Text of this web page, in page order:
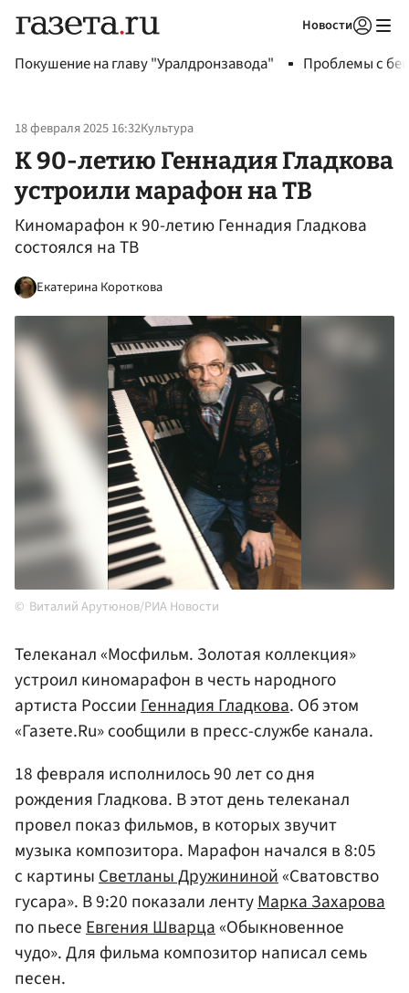
Новости
Покушение на главу "Уралдронзавода" Проблемы с
18 февраля 2025 16:32Культура
К 90-летию Геннадия Гладкова
устроили марафон на ТВ
Киномарафон к 90-летию Геннадия Гладкова
состоялся на ТВ
Екатерина Короткова
Виталий Арутюнов/РИА Новости
Телеканал «Мосфильм. Золотая коллекция»
устроил киномарафон в честь народного
артиста РоссииГеннадия Гладкова. Об этом
«Газете.Ru» сообщили в пресс-службе канала.
18 февраля исполнилось 90 лет со дня
рождения Гладкова. В этот день телеканал
провел показ фильмов, в которых звучит
музыка композитора. Марафон начался в 8:05
с картиныСветланы Дружининой«Сватовство
гусара». В 9:20 показали лентуМарка Захарова
по пьесеЕвгения Шварца«Обыкновенное
чудо». Для фильма композитор написал семь
песен.